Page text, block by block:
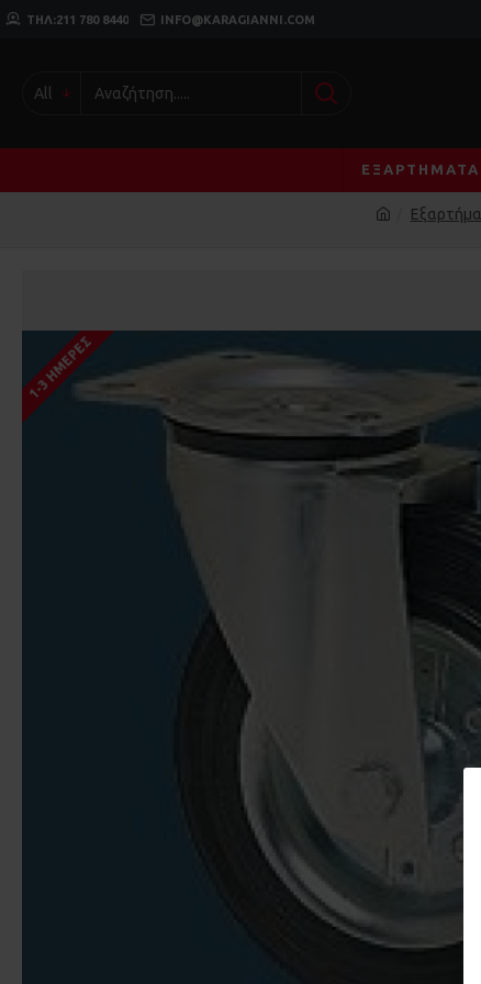
ΤΗΛ:211 780 8440 INFO@KARAGIANNI.COM
All
1-3 ΗΜΈΡΕΣ